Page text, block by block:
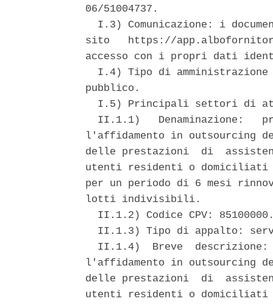
06/51004737.
I.3) Comunicazione: i
sito   https://
accesso con i propri dati
I.4) Tipo di
pubblico.
I.5) Principali settori di
II.1.1)   Denaminazione:
l'affidamento in outsourcing
delle prestazioni  di
utenti residenti o domiciliati
per un periodo di 6 mesi
lotti indivisibili.
II.1.2) Codice CPV:
II.1.3) Tipo di appalto:
II.1.4)  Breve
l'affidamento in outsourcing
delle prestazioni  di
utenti residenti o